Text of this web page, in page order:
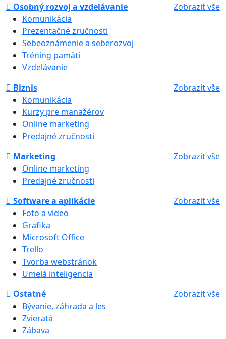
Osobný rozvoj a vzdelávanie
Zobrazit vše
Komunikácia
Prezentačné zručnosti
Sebeoznámenie a seberozvoj
Tréning pamäti
Vzdelávanie
Biznis
Zobrazit vše
Komunikácia
Kurzy pre manažérov
Online marketing
Predajné zručnosti
Marketing
Zobrazit vše
Online marketing
Predajné zručnosti
Software a aplikácie
Zobrazit vše
Foto a video
Grafika
Microsoft Office
Trello
Tvorba webstránok
Umelá inteligencia
Ostatné
Zobrazit vše
Bývanie, záhrada a les
Zvieratá
Zábava